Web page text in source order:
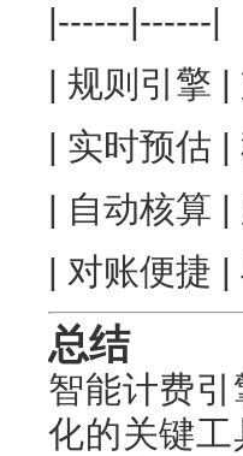
|------|------|
| 规则引擎
| 实时预估
| 自动核算
| 对账便捷
总结
智能计费
化的关键